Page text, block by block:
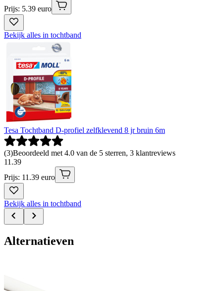
Prijs: 5.39 euro
Bekijk alles in tochtband
Tesa Tochtband D-profiel zelfklevend 8 jr bruin 6m
(3)Beoordeeld met 4.0 van de 5 sterren, 3 klantreviews
11 .39
Prijs: 11.39 euro
Bekijk alles in tochtband
Alternatieven